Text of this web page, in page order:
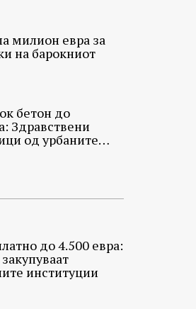
милион евра за
на барокниот
бетон до
Здравствени
од урбаните
до 4.500 евра:
институции